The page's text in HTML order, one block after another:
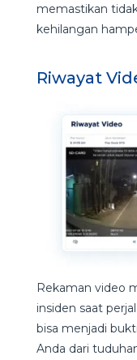
memastikan
kehilangan
Riwayat
Rekaman video
insiden saat
bisa menjadi
Anda dari